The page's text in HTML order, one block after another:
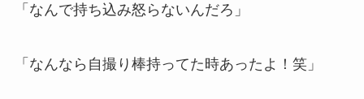
「なんで持ち込み怒らないんだろ」
「なんなら自撮り棒持ってた時あったよ！笑」